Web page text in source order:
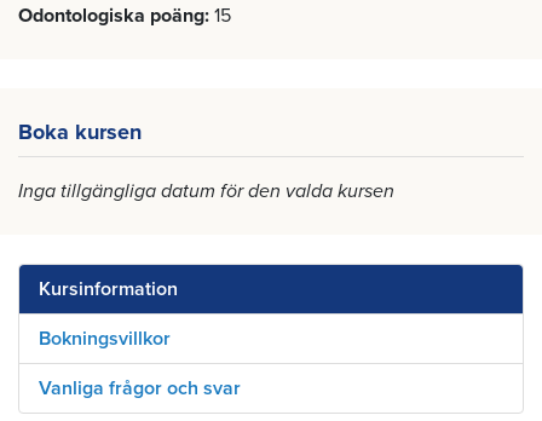
Odontologiska poäng 15
Boka kursen
Inga tillgängliga datum för den valda kursen
Kursinformation
Bokningsvillkor
Vanliga frågor och svar